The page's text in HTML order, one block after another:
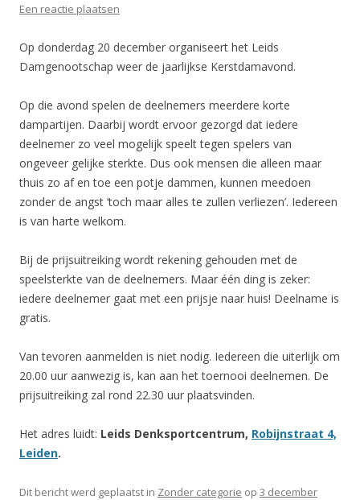
Een reactie plaatsen
Op donderdag 20 december organiseert het Leids
Damgenootschap weer de jaarlijkse Kerstdamavond.
Op die avond spelen de deelnemers meerdere korte
dampartijen. Daarbij wordt ervoor gezorgd dat iedere
deelnemer zo veel mogelijk speelt tegen spelers van
ongeveer gelijke sterkte. Dus ook mensen die alleen maar
thuis zo af en toe een potje dammen, kunnen meedoen
zonder de angst ‘toch maar alles te zullen verliezen’. Iedereen
is van harte welkom.
Bij de prijsuitreiking wordt rekening gehouden met de
speelsterkte van de deelnemers. Maar één ding is zeker:
iedere deelnemer gaat met een prijsje naar huis! Deelname is
gratis.
Van tevoren aanmelden is niet nodig. Iedereen die uiterlijk om
20.00 uur aanwezig is, kan aan het toernooi deelnemen. De
prijsuitreiking zal rond 22.30 uur plaatsvinden.
Het adres luidt: Leids Denksportcentrum, Robijnstraat 4,
Leiden.
Dit bericht werd geplaatst in Zonder categorie op 3 december